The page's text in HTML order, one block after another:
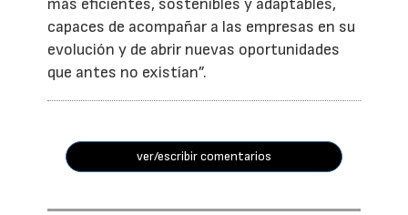
más eficientes, sostenibles y adaptables,
capaces de acompañar a las empresas en su
evolución y de abrir nuevas oportunidades
que antes no existían”.
ver/escribir comentarios